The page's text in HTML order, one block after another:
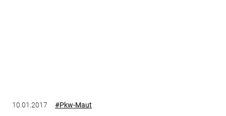
10.01.2017 #Pkw-Maut